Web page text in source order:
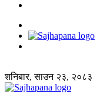
शनिबार, साउन २३, २०८३